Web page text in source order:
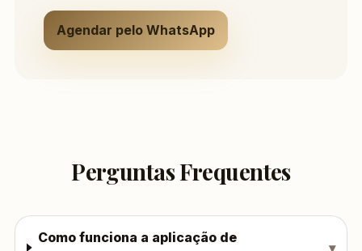
Agendar pelo WhatsApp
Perguntas Frequentes
Como funciona a aplicação de